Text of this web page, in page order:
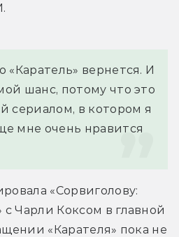
«Каратель» вернется. И
шанс, потому что это
сериалом, в котором я
мне очень нравится
«Сорвиголову:
Чарли Коксом в главной
«Карателя» пока не